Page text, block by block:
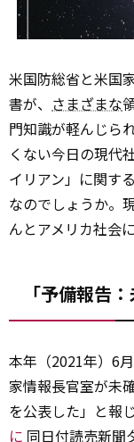
米国防総省と米国
書が、 さまざまな
門知識が軽んじら
くない今日の現代
イリアン」に関す
なのでしょうか。
んとアメリカ社会
「予備報告
本年（2021年）6
家情報長官室が未
を公表した」と報
に 同日付読売新聞